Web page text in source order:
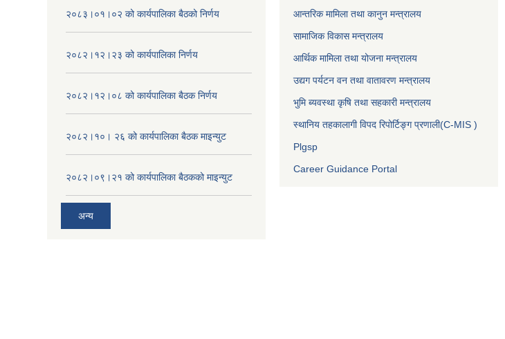
२०८३।०१।०२ को कार्यपालिका बैठको निर्णय
२०८२।१२।२३ को कार्यपालिका निर्णय
२०८२।१२।०८ को कार्यपालिका बैठक निर्णय
२०८२।१०। २६ को कार्यपालिका बैठक माइन्युट
२०८२।०९।२१ को कार्यपालिका बैठकको माइन्युट
अन्य
आन्तरिक मामिला तथा कानुन मन्त्रालय
सामाजिक विकास मन्त्रालय
आर्थिक मामिला तथा योजना मन्त्रालय
उद्यग पर्यटन वन तथा वातावरण मन्त्रालय
भुमि ब्यवस्था कृषि तथा सहकारी मन्त्रालय
स्थानिय तहकालागी विपद रिपोर्टिङ्ग प्रणाली(C-MIS )
Plgsp
Career Guidance Portal